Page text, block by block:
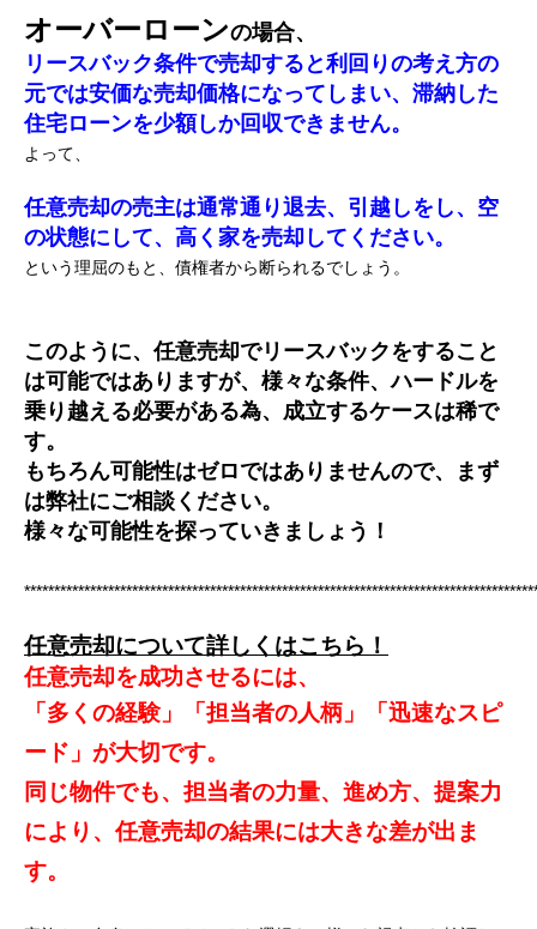
オーバーローンの場合、
リースバック条件で売却すると利回りの考え方の
元では安価な売却価格になってしまい、滞納した
住宅ローンを少額しか回収できません。
よって、
任意売却の売主は通常通り退去、引越しをし、空
の状態にして、高く家を売却してください。
という理屈のもと、債権者から断られるでしょう。
このように、任意売却でリースバックをすること
は可能ではありますが、様々な条件、ハードルを
乗り越える必要がある為、成立するケースは稀で
す。
もちろん可能性はゼロではありませんので、まず
は弊社にご相談ください。
様々な可能性を探っていきましょう！
任意売却について詳しくはこちら！
任意売却を成功させるには、
「多くの経験」「担当者の人柄」「迅速なスピ
ード」が大切です。
同じ物件でも、担当者の力量、進め方、提案力
により、任意売却の結果には大きな差が出ま
す。